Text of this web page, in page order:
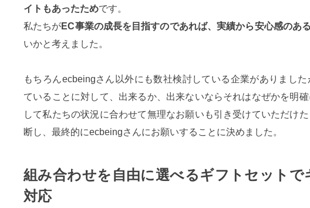
イトもあったためです。
私たちがEC事業の成長を目指すのであれば、実績から安心感のあ
いかと考えました。
もちろんecbeingさん以外にも数社検討している企業がありました
ていることに対して、出来るか、出来ないならそれはなぜかを明
して私たちの状況に合わせて無理なお願いも引き受けていただけ
断し、最終的にecbeingさんにお願いすることに決めました。
組み合わせを自由に選べるギフトセットで
対応